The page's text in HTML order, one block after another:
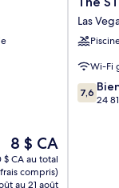
Le
prix
est
de
8 $ CA
$ CA au total
compris)
au 21 août
STRAT
Hotel,
Casino
Tower
Las
Vegas
Las
Wi-Fi
7.6
sur
7,6
24